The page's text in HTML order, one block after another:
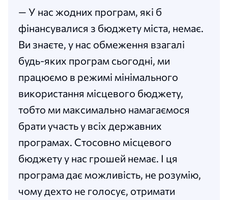
— У нас жодних програм, які б
фінансувалися з бюджету міста, немає.
Ви знаєте, у нас обмеження взагалі
будь-яких програм сьогодні, ми
працюємо в режимі мінімального
використання місцевого бюджету,
тобто ми максимально намагаємося
брати участь у всіх державних
програмах. Стосовно місцевого
бюджету у нас грошей немає. І ця
програма дає можливість, не розумію,
чому дехто не голосує, отримати